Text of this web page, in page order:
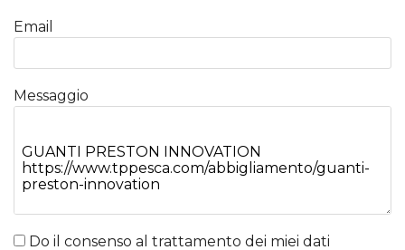
Email
Messaggio
Do il consenso al trattamento dei miei dati